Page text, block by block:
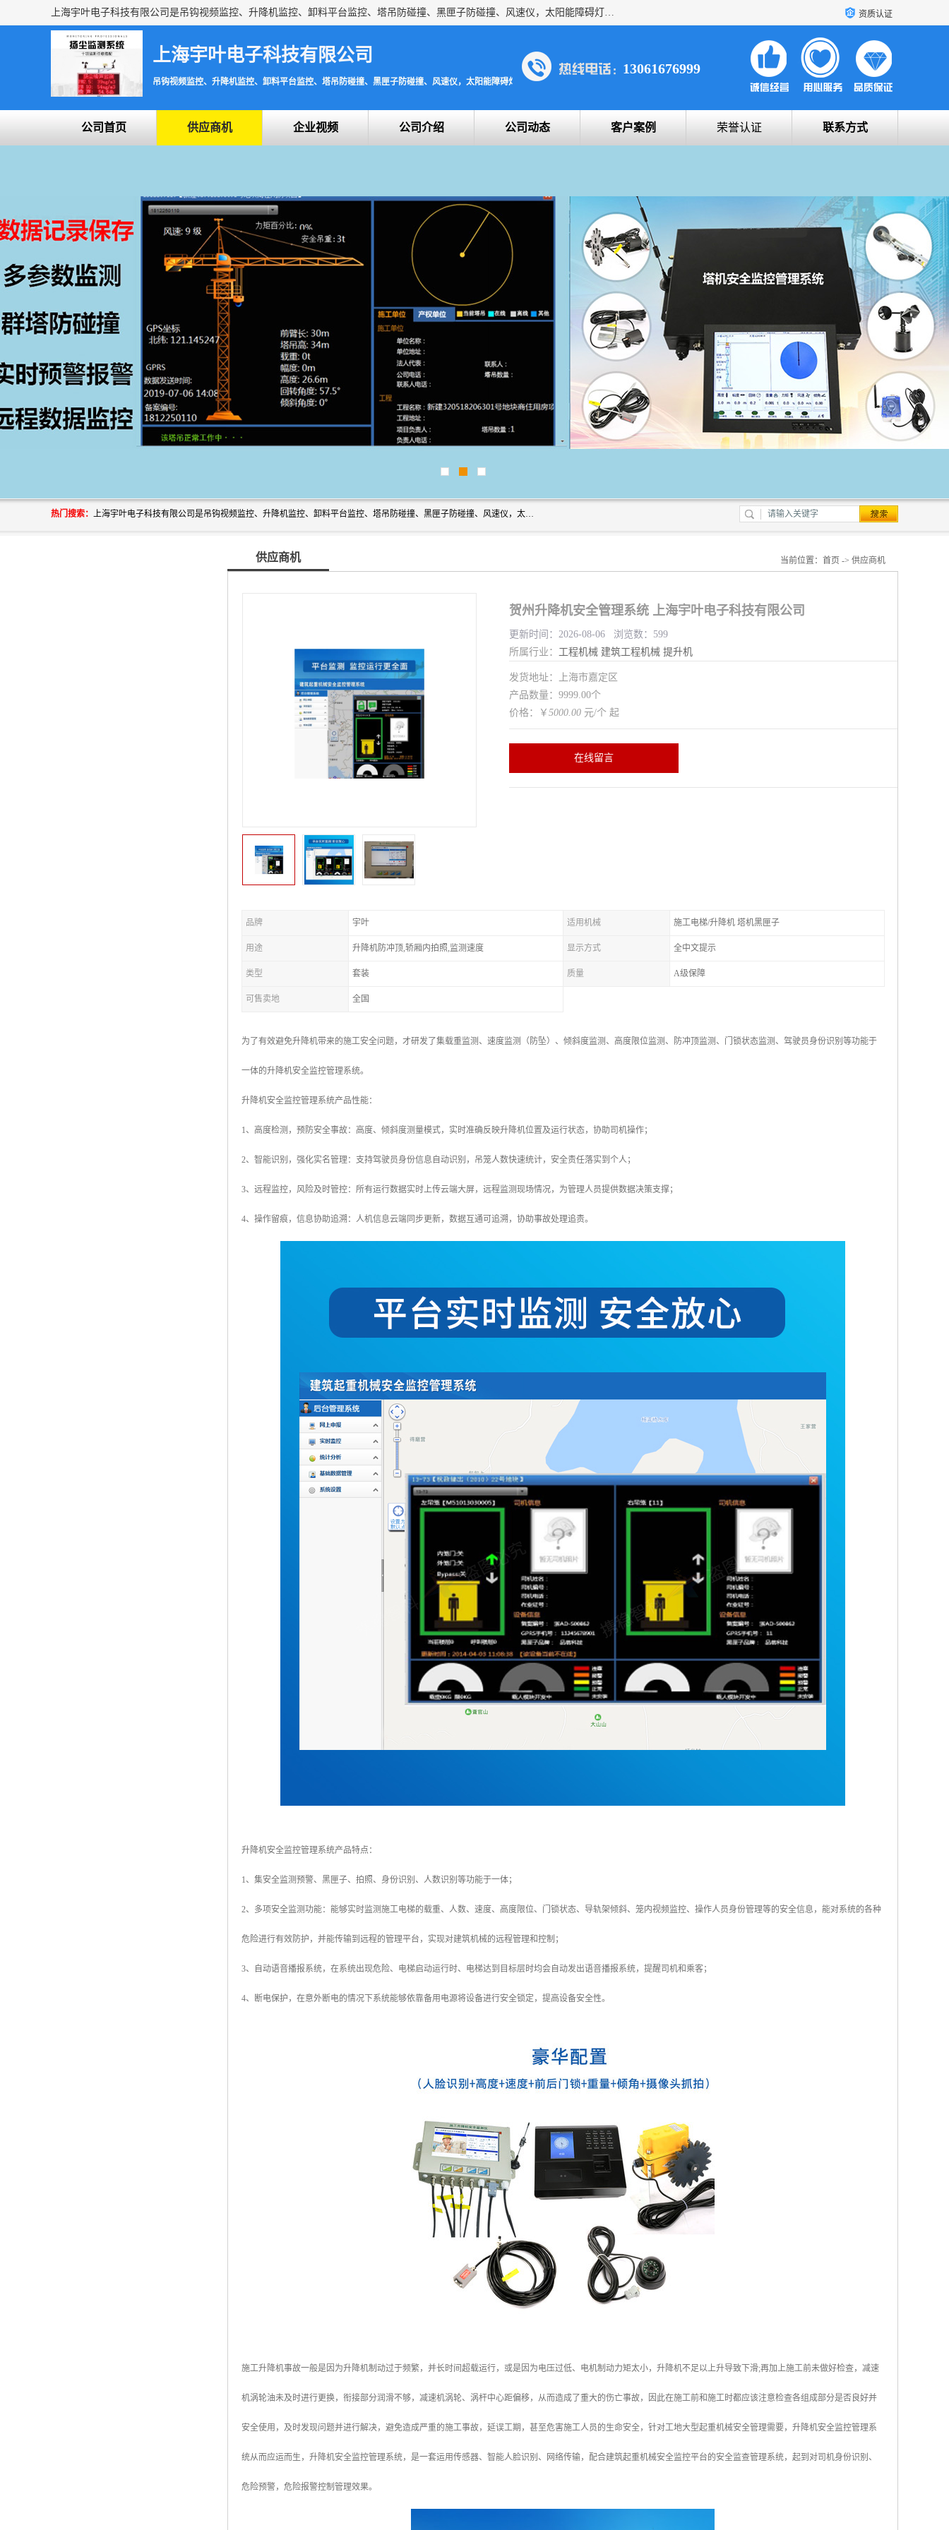
上海宇叶电子科技有限公司是吊钩视频监控、升降机监控、卸料平台监控、塔吊防碰撞、黑匣子防碰撞、风速仪，太阳能障碍灯安全提示灯等一系列升降机的常用配件产品专业研发生产加工的公司，拥有完整、科学的质量管理体系。 资质认证
上海宇叶电子科技有限公司
吊钩视频监控、升降机监控、卸料平台监控、塔吊防碰撞、黑匣子防碰撞、风速仪，太阳能障碍灯安全提示灯
13061676999
公司首页 供应商机 企业视频 公司介绍 公司动态 客户案例 荣誉认证 联系方式
热门搜索： 上海宇叶电子科技有限公司是吊钩视频监控、升降机监控、卸料平台监控、塔吊防碰撞、黑匣子防碰撞、风速仪，太阳能障碍灯安全提示灯等一系列升降机的常用配件产品专业研发生产加工的公司，拥有完整、科学的质量管理体系。
供应商机 当前位置： 首页 -> 供应商机
贺州升降机安全管理系统 上海宇叶电子科技有限公司
更新时间：2026-08-06 浏览数：599
所属行业： 工程机械 建筑工程机械 提升机
发货地址：上海市嘉定区
产品数量：9999.00个
价格：￥ 5000.00 元/个 起
在线留言
品牌 宇叶 适用机械 施工电梯/升降机 塔机黑匣子
用途 升降机防冲顶,轿厢内拍照,监测速度 显示方式 全中文提示
类型 套装 质量 A级保障
可售卖地 全国
为了有效避免升降机带来的施工安全问题，才研发了集载重监测、速度监测（防坠）、倾斜度监测、高度限位监测、防冲顶监测、门锁状态监测、驾驶员身份识别等功能于
一体的升降机安全监控管理系统。
升降机安全监控管理系统产品性能：
1、高度检测，预防安全事故：高度、倾斜度测量模式，实时准确反映升降机位置及运行状态，协助司机操作；
2、智能识别，强化实名管理：支持驾驶员身份信息自动识别，吊笼人数快速统计，安全责任落实到个人；
3、远程监控，风险及时管控：所有运行数据实时上传云端大屏，远程监测现场情况，为管理人员提供数据决策支撑；
4、操作留痕，信息协助追溯：人机信息云端同步更新，数据互通可追溯，协助事故处理追责。
升降机安全监控管理系统产品特点：
1、集安全监测预警、黑匣子、拍照、身份识别、人数识别等功能于一体；
2、多项安全监测功能：能够实时监测施工电梯的载重、人数、速度、高度限位、门锁状态、导轨架倾斜、笼内视频监控、操作人员身份管理等的安全信息，能对系统的各种
危险进行有效防护，并能传输到远程的管理平台，实现对建筑机械的远程管理和控制；
3、自动语音播报系统，在系统出现危险、电梯启动运行时、电梯达到目标层时均会自动发出语音播报系统，提醒司机和乘客；
4、断电保护，在意外断电的情况下系统能够依靠备用电源将设备进行安全锁定，提高设备安全性。
施工升降机事故一般是因为升降机制动过于频繁，并长时间超载运行，或是因为电压过低、电机制动力矩太小，升降机不足以上升导致下滑;再加上施工前未做好检查，减速
机涡轮油未及时进行更换，衔接部分润滑不够，减速机涡轮、涡杆中心距偏移，从而造成了重大的伤亡事故，因此在施工前和施工时都应该注意检查各组成部分是否良好并
安全使用，及时发现问题并进行解决，避免造成严重的施工事故，延误工期，甚至危害施工人员的生命安全，针对工地大型起重机械安全管理需要，升降机安全监控管理系
统从而应运而生，升降机安全监控管理系统，是一套运用传感器、智能人脸识别、网络传输，配合建筑起重机械安全监控平台的安全监查管理系统，起到对司机身份识别、
危险预警，危险报警控制管理效果。